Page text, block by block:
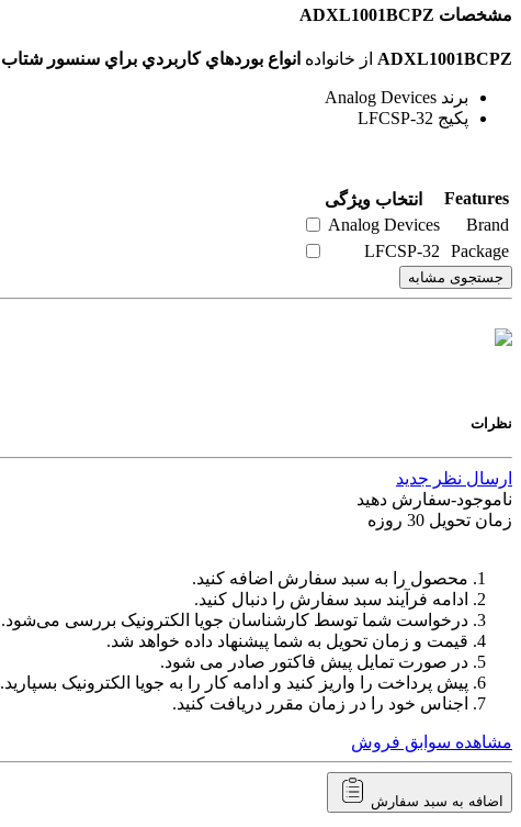
مشخصات ADXL1001BCPZ
ADXL1001BCPZ از خانواده انواع بوردهاي کاربردي براي سنسور شتاب
برند Analog Devices
پکیج LFCSP-32
Features
انتخاب ویژگی
Brand
Analog Devices
Package
LFCSP-32
جستجوی مشابه
نظرات
ارسال نظر جدید
ناموجود-سفارش دهید
زمان تحویل 30 روزه
محصول را به سبد سفارش اضافه کنید.
ادامه فرآیند سبد سفارش را دنبال کنید.
درخواست شما توسط کارشناسان جویا الکترونیک بررسی می‌شود.
قیمت و زمان تحویل به شما پیشنهاد داده خواهد شد.
در صورت تمایل پیش فاکتور صادر می شود.
پیش پرداخت را واریز کنید و ادامه کار را به جویا الکترونیک بسپارید.
اجناس خود را در زمان مقرر دریافت کنید.
مشاهده سوابق فروش
اضافه به سبد سفارش